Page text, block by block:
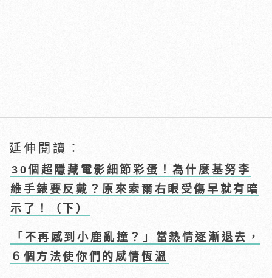
延伸閱讀：
30個超隱藏電影細節彩蛋！為什麼基努李
維手錶要反戴？原來索爾右眼受傷早就有暗
示了！（下）
「不再感到小鹿亂撞？」當熱情逐漸退去，
６個方法使你們的感情恆溫